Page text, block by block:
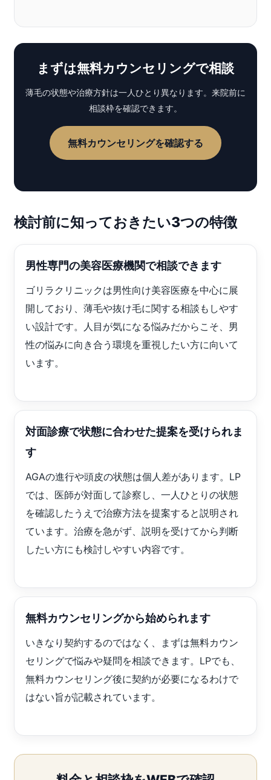
まずは無料カウンセリングで相談
薄毛の状態や治療方針は一人ひとり異なります。来院前に
相談枠を確認できます。
無料カウンセリングを確認する
検討前に知っておきたい3つの特徴
男性専門の美容医療機関で相談できます
ゴリラクリニックは男性向け美容医療を中心に展
開しており、薄毛や抜け毛に関する相談もしやす
い設計です。人目が気になる悩みだからこそ、男
性の悩みに向き合う環境を重視したい方に向いて
います。
対面診療で状態に合わせた提案を受けられま
す
AGAの進行や頭皮の状態は個人差があります。LP
では、医師が対面して診察し、一人ひとりの状態
を確認したうえで治療方法を提案すると説明され
ています。治療を急がず、説明を受けてから判断
したい方にも検討しやすい内容です。
無料カウンセリングから始められます
いきなり契約するのではなく、まずは無料カウン
セリングで悩みや疑問を相談できます。LPでも、
無料カウンセリング後に契約が必要になるわけで
はない旨が記載されています。